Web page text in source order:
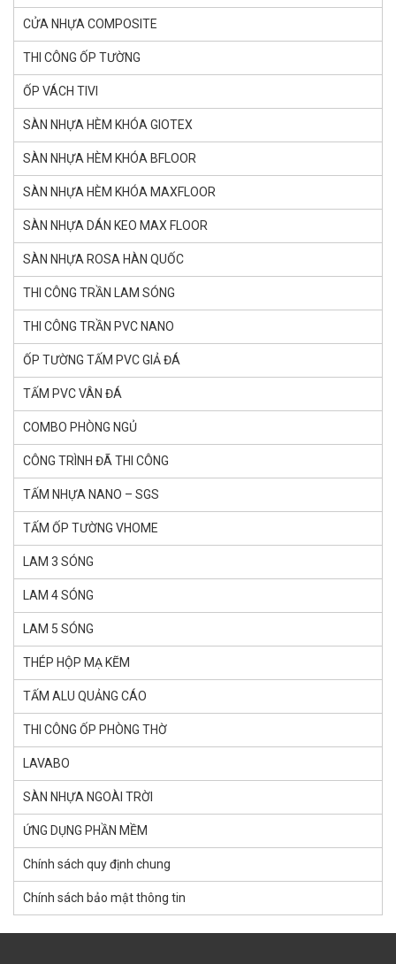
CỬA NHỰA COMPOSITE
THI CÔNG ỐP TƯỜNG
ỐP VÁCH TIVI
SÀN NHỰA HÈM KHÓA GlOTEX
SÀN NHỰA HÈM KHÓA BFLOOR
SÀN NHỰA HÈM KHÓA MAXFLOOR
SÀN NHỰA DÁN KEO MAX FLOOR
SÀN NHỰA ROSA HÀN QUỐC
THI CÔNG TRẦN LAM SÓNG
THI CÔNG TRẦN PVC NANO
ỐP TƯỜNG TẤM PVC GIẢ ĐÁ
TẤM PVC VÂN ĐÁ
COMBO PHÒNG NGỦ
CÔNG TRÌNH ĐÃ THI CÔNG
TẤM NHỰA NANO – SGS
TẤM ỐP TƯỜNG VHOME
LAM 3 SÓNG
LAM 4 SÓNG
LAM 5 SÓNG
THÉP HỘP MẠ KẼM
TẤM ALU QUẢNG CÁO
THI CÔNG ỐP PHÒNG THỜ
LAVABO
SÀN NHỰA NGOÀI TRỜI
ỨNG DỤNG PHẦN MỀM
Chính sách quy định chung
Chính sách bảo mật thông tin